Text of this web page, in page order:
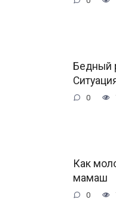
Бедный
0
Как
мамаш
0